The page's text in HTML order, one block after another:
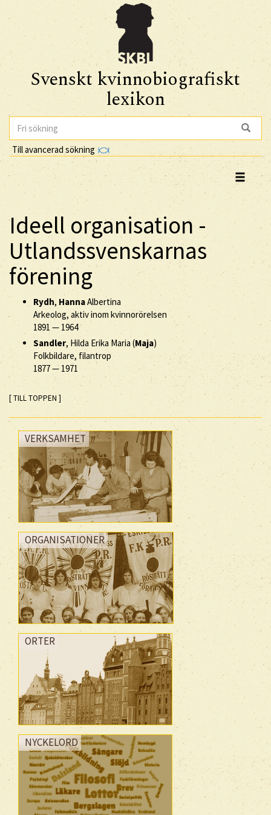
Svenskt kvinnobiografiskt
lexikon
Till avancerad sökning
Ideell organisation -
Utlandssvenskarnas
förening
Rydh,HannaAlbertina
Arkeolog, aktiv inom kvinnorörelsen
1891 — 1964
Sandler, Hilda Erika Maria (Maja)
Folkbildare, filantrop
1877— 1971
[ TILL TOPPEN ]
VERKSAMHET
ORGANISATIONER
ORTER
NYCKELORD